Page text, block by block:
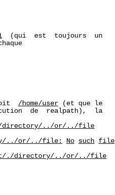
  (qui  est  toujours  un
/home/user (et que le
de  realpath),  la
./directory/../or/../file
../or/../file:
No such file
./directory/../or/../file